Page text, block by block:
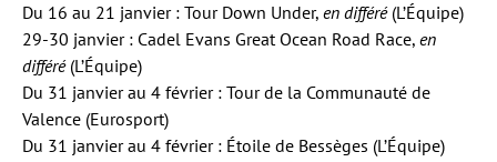
Du 16 au 21 janvier : Tour Down Under, en différé(L’Équipe)
29-30 janvier : Cadel Evans Great Ocean Road Race, en
différé(L’Équipe)
Du 31 janvier au 4 février : Tour de la Communauté de
Valence (Eurosport)
Du 31 janvier au 4 février : Étoile de Bessèges (L’Équipe)